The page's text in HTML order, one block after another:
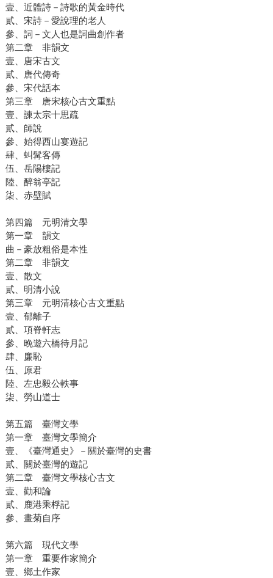
壹、近體詩－詩歌的黃金時代
貳、宋詩－愛說理的老人
參、詞－文人也是詞曲創作者
第二章 非韻文
壹、唐宋古文
貳、唐代傳奇
參、宋代話本
第三章 唐宋核心古文重點
壹、諫太宗十思疏
貳、師說
參、始得西山宴遊記
肆、虯髯客傳
伍、岳陽樓記
陸、醉翁亭記
柒、赤壁賦
第四篇 元明清文學
第一章 韻文
曲－豪放粗俗是本性
第二章 非韻文
壹、散文
貳、明清小說
第三章 元明清核心古文重點
壹、郁離子
貳、項脊軒志
參、晚遊六橋待月記
肆、廉恥
伍、原君
陸、左忠毅公軼事
柒、勞山道士
第五篇 臺灣文學
第一章 臺灣文學簡介
壹、《臺灣通史》－關於臺灣的史書
貳、關於臺灣的遊記
第二章 臺灣文學核心古文
壹、勸和論
貳、鹿港乘桴記
參、畫菊自序
第六篇 現代文學
第一章 重要作家簡介
壹、鄉土作家